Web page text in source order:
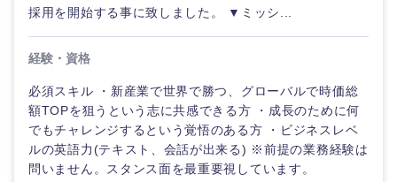
採用を開始する事に致しました。 ▼ミッシ...
経験・資格
必須スキル ・新産業で世界で勝つ、グローバルで時価総
額TOPを狙うという志に共感できる方 ・成長のために何
でもチャレンジするという覚悟のある方 ・ビジネスレベ
ルの英語力(テキスト、会話が出来る) ※前提の業務経験は
問いません。スタンス面を最重要視しています。